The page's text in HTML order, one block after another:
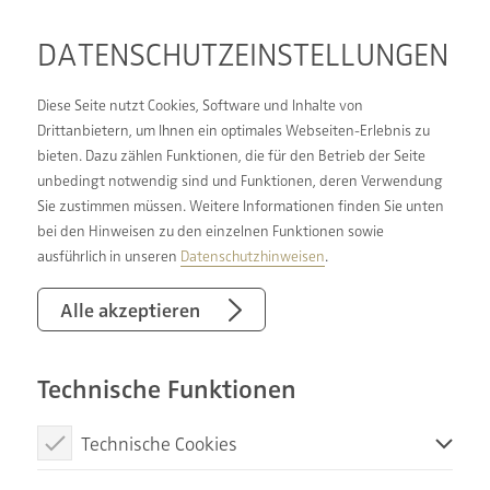
DATENSCHUTZ­EINSTELLUNGEN
Diese Seite nutzt Cookies, Software und Inhalte von
Drittanbietern, um Ihnen ein optimales Webseiten-Erlebnis zu
bieten. Dazu zählen Funktionen, die für den Betrieb der Seite
unbedingt notwendig sind und Funktionen, deren Verwendung
Sie zustimmen müssen. Weitere Informationen finden Sie unten
bei den Hinweisen zu den einzelnen Funktionen sowie
ausführlich in unseren Datenschutzhinweisen.
Alle akzeptieren
Technische Funktionen
Technische Cookies
UNSER
HEIZUNGSRECHNER